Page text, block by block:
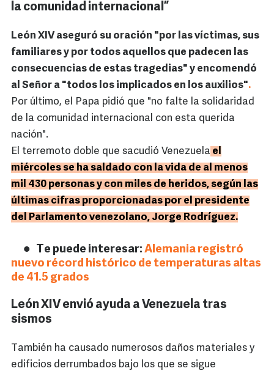
la comunidad internacional”
León XIV aseguró su oración "por las víctimas, sus
familiares y por todos aquellos que padecen las
consecuencias de estas tragedias" y encomendó
al Señor a "todos los implicados en los auxilios".
Por último, el Papa pidió que "no falte la solidaridad
de la comunidad internacional con esta querida
nación".
El terremoto doble que sacudió Venezuela el
miércoles se ha saldado con la vida de al menos
mil 430 personas y con miles de heridos, según las
últimas cifras proporcionadas por el presidente
del Parlamento venezolano, Jorge Rodríguez.
Te puede interesar: Alemania registró
nuevo récord histórico de temperaturas altas
de 41.5 grados
León XIV envió ayuda a Venezuela tras
sismos
También ha causado numerosos daños materiales y
edificios derrumbados bajo los que se sigue